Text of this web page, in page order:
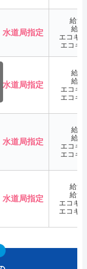
水道局指定
給湯
給
エコキ
エコキ
水道局指定
給
給
エコキ
エコキ
水道局指定
給
給
エコキ
エコキ
水道局指定
給湯
給湯
エコキ
エコキ